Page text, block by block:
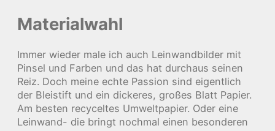
Materialwahl
Immer wieder male ich auch Leinwandbilder mit
Pinsel und Farben und das hat durchaus seinen
Reiz. Doch meine echte Passion sind eigentlich
der Bleistift und ein dickeres, großes Blatt Papier.
Am besten recyceltes Umweltpapier. Oder eine
Leinwand- die bringt nochmal einen besonderen